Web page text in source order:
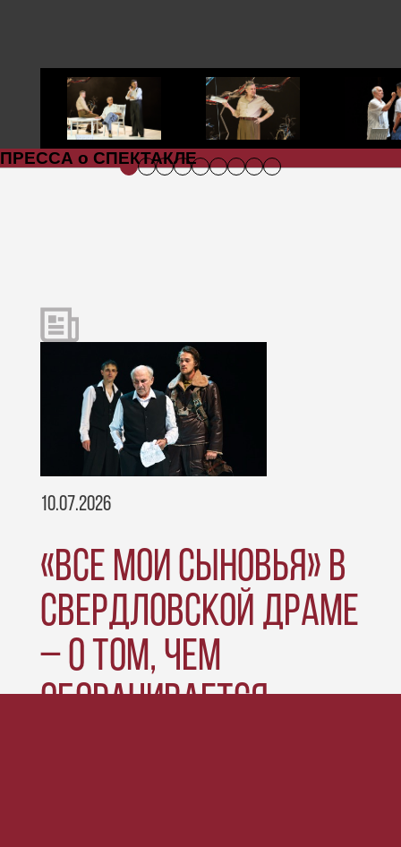
ПРЕССА о СПЕКТАКЛЕ
10.07.2026
«ВСЕ МОИ СЫНОВЬЯ» В
СВЕРДЛОВСКОЙ ДРАМЕ
– О ТОМ, ЧЕМ
ОБОРАЧИВАЕТСЯ